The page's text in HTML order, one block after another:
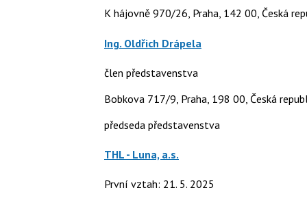
K hájovně 970/26, Praha, 142 00, Česká
Ing. Oldřich Drápela
člen představenstva
Bobkova 717/9, Praha, 198 00, Česká
předseda představenstva
THL - Luna, a.s.
První vztah: 21. 5. 2025